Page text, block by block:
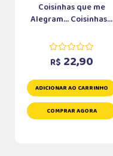
Coisinhas que me
Alegram... Coisinhas...
R$ 22,90
ADICIONAR AO CARRINHO
COMPRAR AGORA